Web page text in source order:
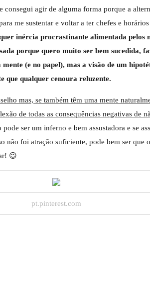
consegui agir de alguma forma porque a
me sustentar e voltar a ter chefes e
inércia procrastinante alimentada pelos
porque quero muito ser bem sucedida,
(e no papel), mas a visão de um
que qualquer cenoura reluzente.
mas, se também têm uma mente
de todas as consequências negativas de
pode ser um inferno e bem assustadora e se
não foi atração suficiente, pode bem ser que
😉
pt.pinterest.com